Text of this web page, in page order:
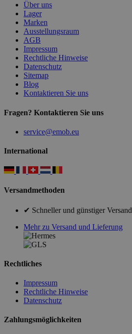
Über uns
Lager
Marken
Ausstellungsraum
AGB
Impressum
Rechtliche Hinweise
Datenschutz
Sitemap
Blog
Kontaktieren Sie uns
Fragen? Kontaktieren Sie uns
service@emob.eu
International
Versandmethoden
✔ Schneller und günstiger Versand
Mehr zu Versand und Lieferung
Rechtliches
Impressum
Rechtliche Hinweise
Datenschutz
Zahlungsmöglichkeiten